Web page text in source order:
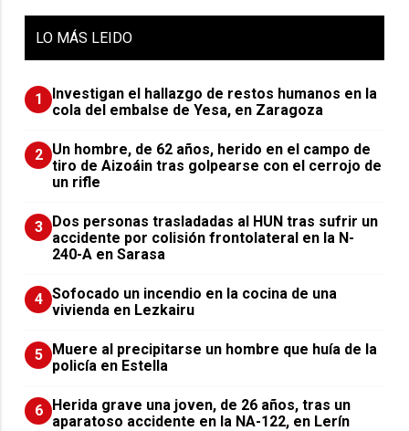
LO MÁS LEIDO
1
Investigan el hallazgo de restos humanos en la
cola del embalse de Yesa, en Zaragoza
2 Un hombre, de 62 años, herido en el campo de
tiro de Aizoáin tras golpearse con el cerrojo de
un rifle
3 ​Dos personas trasladadas al HUN tras sufrir un
accidente por colisión frontolateral en la N-
240-A en Sarasa
4 Sofocado un incendio en la cocina de una
vivienda en Lezkairu
5 Muere al precipitarse un hombre que huía de la
policía en Estella
6 Herida grave una joven, de 26 años, tras un
aparatoso accidente en la NA-122, en Lerín